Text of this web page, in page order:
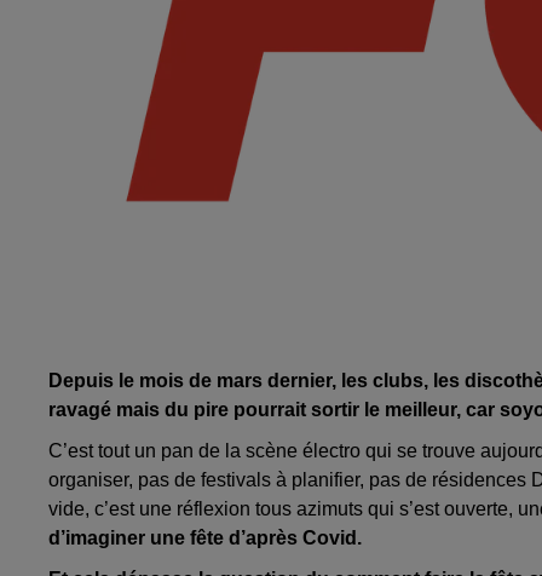
Depuis le mois de mars dernier, les clubs, les
ravagé mais du pire pourrait sortir le meilleur, car
C’est tout un pan de la scène électro qui se trouve
organiser, pas de festivals à planifier, pas de résidences
vide, c’est une réflexion tous azimuts qui s’est ouverte,
d’imaginer une fête d’après Covid.